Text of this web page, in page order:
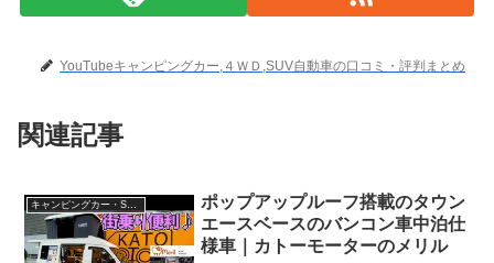
YouTubeキャンピングカー,４ＷＤ,SUV自動車の口コミ・評判まとめ
関連記事
キャンピングカー・SUV人気車種
ポップアップルーフ搭載のタウン
エースベースのバンコン車中泊仕
様車｜カトーモーターのメリル